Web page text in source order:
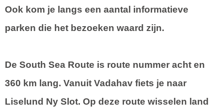
Ook kom je langs een aantal informatieve
parken die het bezoeken waard zijn.
De South Sea Route is route nummer acht en
360 km lang. Vanuit Vadahav fiets je naar
Liselund Ny Slot. Op deze route wisselen land